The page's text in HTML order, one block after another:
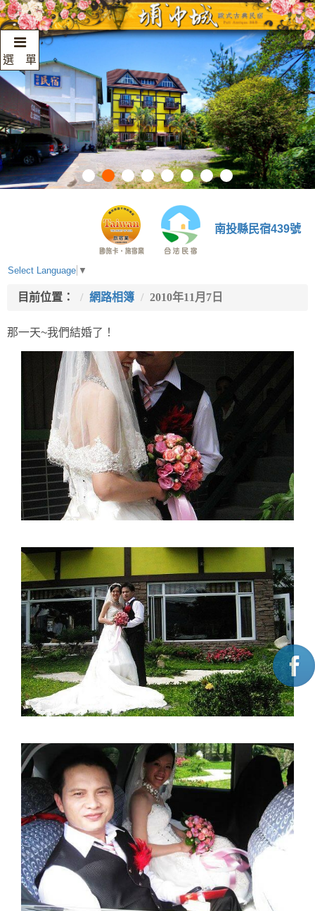
選 單
南投縣民宿439號
Select Language ▼
目前位置： 網路相簿 2010年11月7日
那一天~我們結婚了！